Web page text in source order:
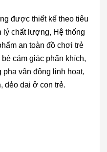
được thiết kế theo tiêu
lý chất lượng, Hệ thống
an toàn đồ chơi trẻ
cảm giác phấn khích,
vận động linh hoạt,
dẻo dai ở con trẻ.